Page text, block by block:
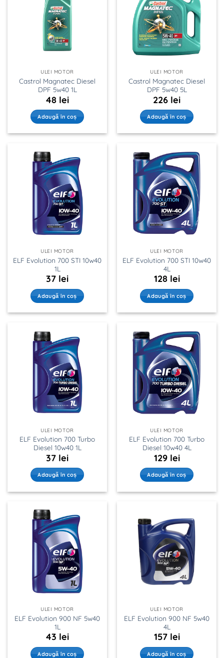
ULEI MOTOR
Castrol Magnatec Diesel
DPF 5w40 1L
48 lei
Adaugă în coș
ULEI MOTOR
Castrol Magnatec Diesel
DPF 5w40 5L
226 lei
Adaugă în coș
ULEI MOTOR
ELF Evolution 700 STI 10w40
1L
37 lei
Adaugă în coș
ULEI MOTOR
ELF Evolution 700 STI 10w40
4L
128 lei
Adaugă în coș
ULEI MOTOR
ELF Evolution 700 Turbo
Diesel 10w40 1L
37 lei
Adaugă în coș
ULEI MOTOR
ELF Evolution 700 Turbo
Diesel 10w40 4L
129 lei
Adaugă în coș
ULEI MOTOR
ELF Evolution 900 NF 5w40
1L
43 lei
Adaugă în coș
ULEI MOTOR
ELF Evolution 900 NF 5w40
4L
157 lei
Adaugă în coș